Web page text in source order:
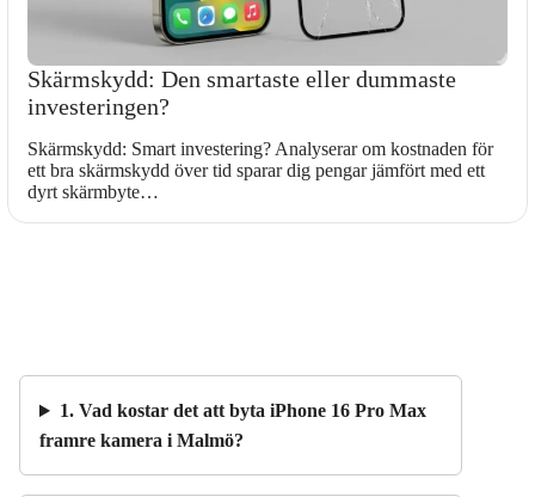
Skärmskydd: Den smartaste eller dummaste
investeringen?
Skärmskydd: Smart investering? Analyserar om kostnaden för
ett bra skärmskydd över tid sparar dig pengar jämfört med ett
dyrt skärmbyte…
1. Vad kostar det att byta iPhone 16 Pro Max
framre kamera i Malmö?